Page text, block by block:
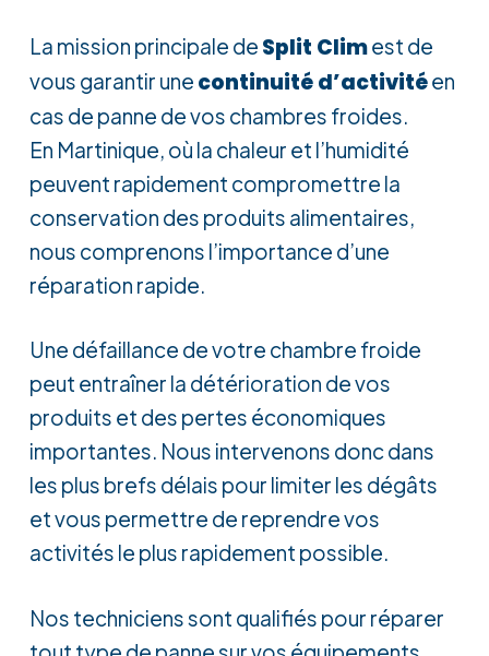
La mission principale de Split Climest de
vous garantir une continuité d’activitéen
cas de panne de vos chambres froides.
En Martinique, où la chaleur et l’humidité
peuvent rapidement compromettre la
conservation des produits alimentaires,
nous comprenons l’importance d’une
réparation rapide.
Une défaillance de votre chambre froide
peut entraîner la détérioration de vos
produits et des pertes économiques
importantes. Nous intervenons donc dans
les plus brefs délais pour limiter les dégâts
et vous permettre de reprendre vos
activités le plus rapidement possible.
Nos techniciens sont qualifiés pour réparer